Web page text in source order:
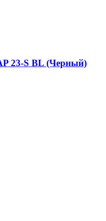
23-S BL (Черный)